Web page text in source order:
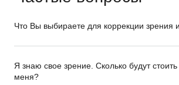
Что Вы выбираете для коррекции зрения
Я знаю свое зрение. Сколько будут
меня?